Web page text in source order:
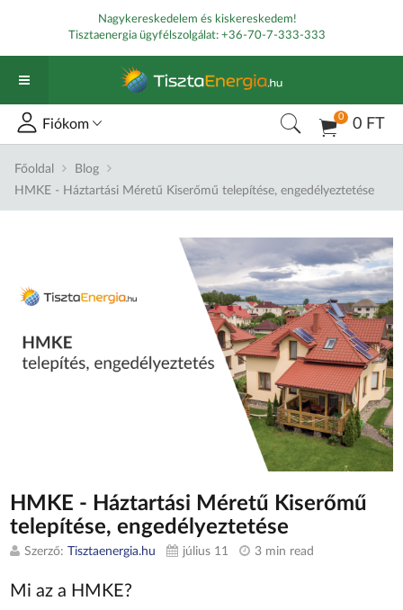
Nagykereskedelem és kiskereskedem!
Tisztaenergia ügyfélszolgálat: +36-70-7-333-333
0 0 FT
Fiókom
Főoldal
Blog
HMKE - Háztartási Méretű Kiserőmű telepítése, engedélyeztetése
HMKE - Háztartási Méretű Kiserőmű
telepítése, engedélyeztetése
Szerző:Tisztaenergia.hu július 11 3 min read
Mi az a HMKE?